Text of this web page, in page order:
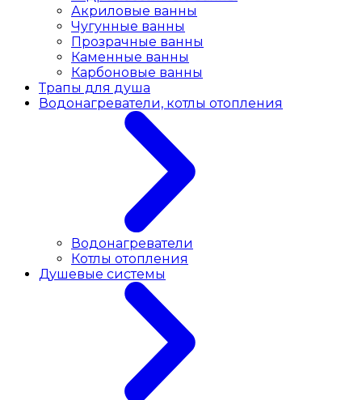
Акриловые ванны
Чугунные ванны
Прозрачные ванны
Каменные ванны
Карбоновые ванны
Трапы для душа
Водонагреватели, котлы отопления
Водонагреватели
Котлы отопления
Душевые системы